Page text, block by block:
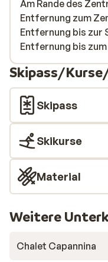
Am Rande des
Entfernung zum
Entfernung bis zur
Entfernung bis
Skipass/
Skipass
Skikurse
Material
Weitere
Chalet Capannina